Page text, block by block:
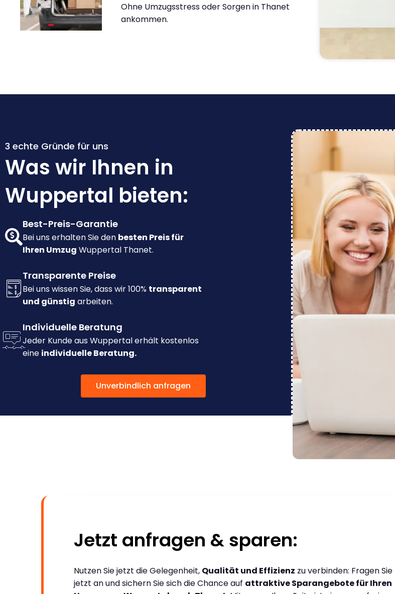
Ohne Umzugsstress oder Sorgen in Thanet
ankommen.
3 echte Gründe für uns
Was wir Ihnen in
Wuppertal bieten:
Best-Preis-Garantie
Bei uns erhalten Sie den besten Preis für
Ihren Umzug Wuppertal Thanet.
Transparente Preise
Bei uns wissen Sie, dass wir 100% transparent
und günstig arbeiten.
Individuelle Beratung
Jeder Kunde aus Wuppertal erhält kostenlos
eine individuelle Beratung.
Unverbindlich anfragen
Jetzt anfragen & sparen:
Nutzen Sie jetzt die Gelegenheit, Qualität und Effizienz zu verbinden: Fragen Sie
jetzt an und sichern Sie sich die Chance auf attraktive Sparangebote für Ihren